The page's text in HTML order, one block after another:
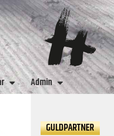
Admin
GULDPARTNER